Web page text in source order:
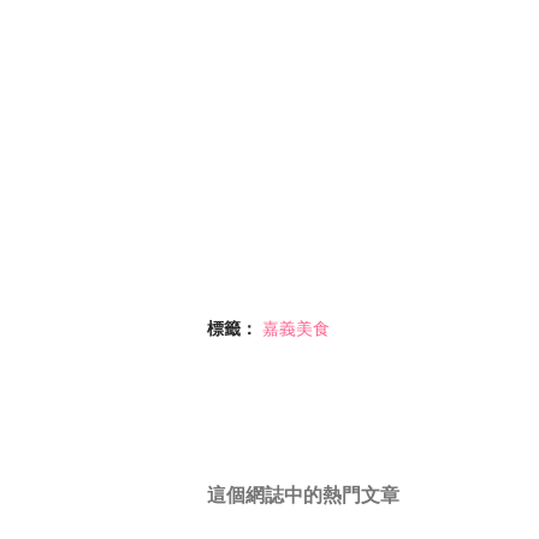
標籤： 嘉義美食
這個網誌中的熱門文章